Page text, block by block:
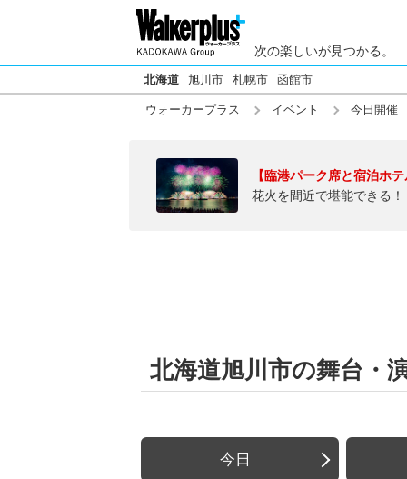
次の楽しいが見つかる。
北海道 旭川市 札幌市 函館市
ウォーカープラス イベント 今日開催
【臨港パーク席と宿泊ホ
花火を間近で堪能できる
北海道旭川市の舞台・
今日